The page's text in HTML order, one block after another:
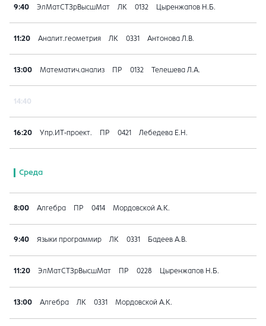
9:40 ЭлМатСТЗрВысшМат ЛК 0132 Цыренжапов Н.Б.
11:20 Аналит.геометрия ЛК 0331 Антонова Л.В.
13:00 Математич.анализ ПР 0132 Телешева Л.А.
14:40
16:20 Упр.ИТ-проект. ПР 0421 Лебедева Е.Н.
Среда
8:00 Алгебра ПР 0414 Мордовской А.К.
9:40 Языки программир ЛК 0331 Бадеев А.В.
11:20 ЭлМатСТЗрВысшМат ПР 0228 Цыренжапов Н.Б.
13:00 Алгебра ЛК 0331 Мордовской А.К.